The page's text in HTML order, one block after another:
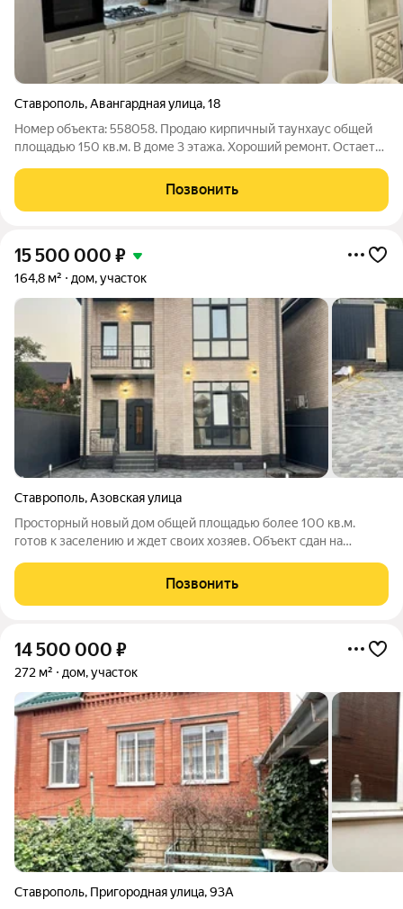
Ставрополь,Авангардная улица,18
Номер объекта: 558058. Прoдаю кирпичный таунxаус общей
площадью 150 кв.м. В доме 3 этажа. Хороший ремонт. Остается
ИЖС. На территории участка имеется ухоженный газон и зона
отдыха. Дом
Позвонить
15 500 000 ₽
164,8 м² дом, участок
Ставрополь,Азовская улица
Просторный новый дом общей площадью более 100 кв.м.
готов к заселению и ждет своих хозяев. Объект сдан на
сразу приступить к финишным работам по собственному
вкусу. Качество строительства
Позвонить
14 500 000 ₽
272 м² дом, участок
Ставрополь, Пригородная улица,93А